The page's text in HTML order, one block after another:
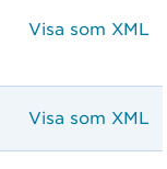
Visa som XML
Visa som XML